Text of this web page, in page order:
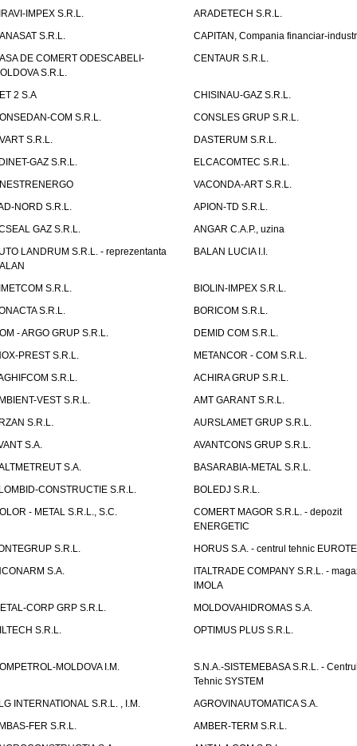
IMPEX S.R.L.
ARADETECH S.R.L.
S.R.L.
CAPITAN, Compania financiar-
DE COMERT ODESCABELI-
S.R.L.
CENTAUR S.R.L.
2 S.A
CHISINAU-GAZ S.R.L.
COM S.R.L.
CONSLES GRUP S.R.L.
S.R.L.
DASTERUM S.R.L.
GAZ S.R.L.
ELCACOMTEC S.R.L.
VACONDA-ART S.R.L.
NORD S.R.L.
APION-TD S.R.L.
GAZ S.R.L.
ANGAR C.A.P., uzina
LANDRUM S.R.L. - reprezentanta
BALAN LUCIA I.I.
S.R.L.
BIOLIN-IMPEX S.R.L.
S.R.L.
BORICOM S.R.L.
- ARGO GRUP S.R.L.
DEMID COM S.R.L.
PREST S.R.L.
METANCOR - COM S.R.L.
S.R.L.
ACHIRA GRUP S.R.L.
VEST S.R.L.
AMT GARANT S.R.L.
S.R.L.
AURSLAMET GRUP S.R.L.
S.A.
AVANTCONS GRUP S.R.L.
S.A.
BASARABIA-METAL S.R.L.
CONSTRUCTIE S.R.L.
BOLEDJ S.R.L.
- METAL S.R.L., S.C.
COMERT MAGOR S.R.L. - depozit
ENERGETIC
S.R.L.
HORUS S.A. - centrul tehnic
S.A.
ITALTRADE COMPANY S.R.L. -
IMOLA
CORP GRP S.R.L.
MOLDOVAHIDROMAS S.A.
S.R.L.
OPTIMUS PLUS S.R.L.
MOLDOVA I.M.
S.N.A.-SISTEMEBASA S.R.L. -
Tehnic SYSTEM
INTERNATIONAL S.R.L. , I.M.
AGROVINAUTOMATICA S.A.
FER S.R.L.
AMBER-TERM S.R.L.